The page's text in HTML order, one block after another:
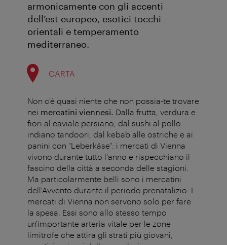
armonicamente con gli accenti
dell’est europeo, esotici tocchi
orientali e temperamento
mediterraneo.
CARTA
Non c'è quasi niente che non possia-te trovare
nei mercatini viennesi. Dalla frutta, verdura e
fiori al caviale persiano, dal sushi al pollo
indiano tandoori, dal kebab alle ostriche e ai
panini con "Leberkäse": i mercati di Vienna
vivono durante tutto l'anno e rispecchiano il
fascino della città a seconda delle stagioni.
Ma particolarmente belli sono i mercatini
dell'Avvento durante il periodo prenatalizio. I
mercati di Vienna non servono solo per fare
la spesa. Essi sono allo stesso tempo
un'importante arteria vitale per le zone
limitrofe che attira gli strati più giovani,